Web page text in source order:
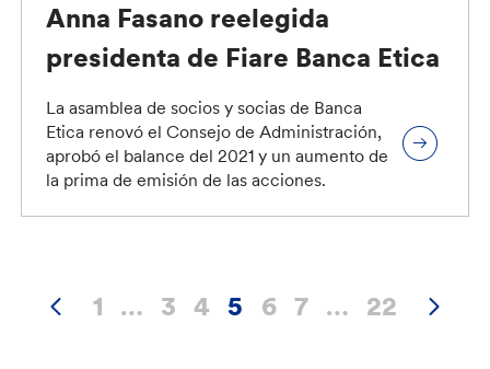
Anna Fasano reelegida
presidenta de Fiare Banca Etica
La asamblea de socios y socias de Banca
Etica renovó el Consejo de Administración,
aprobó el balance del 2021 y un aumento de
la prima de emisión de las acciones.
1 … 3 4 5 6 7 … 22